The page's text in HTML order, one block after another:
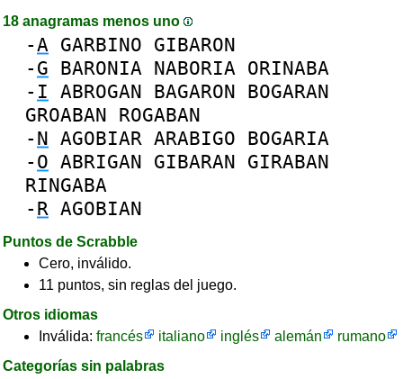
18 anagramas menos uno
-A GARBINO GIBARON
- G BARONIA NABORIA ORINABA
- I ABROGAN BAGARON BOGARAN
GROABAN ROGABAN
- N AGOBIAR ARABIGO BOGARIA
- O ABRIGAN GIBARAN GIRABAN
RINGABA
- R AGOBIAN
Puntos de Scrabble
Cero, inválido.
11 puntos, sin reglas del juego.
Otros idiomas
Inválida: francés italiano inglés alemán
rumano
Categorías sin palabras